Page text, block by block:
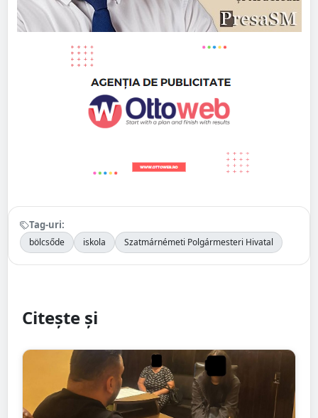
Tag-uri:
bölcsőde iskola Szatmárnémeti Polgármesteri Hivatal
Citește și